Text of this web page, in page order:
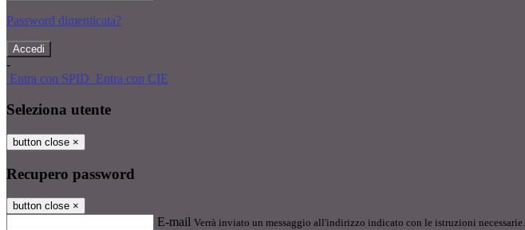
Password dimenticata?
-
Entra con SPID Entra con CIE
Seleziona utente
button close ×
Recupero password
button close ×
E-mail Verrà inviato un messaggio all'indirizzo indicato con le istruzioni necessarie.